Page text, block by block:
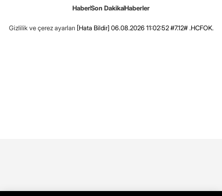
HaberSon DakikaHaberler
Gizlilik ve çerez ayarları [Hata Bildir] 06.08.2026 11:02:52 #7.12# .HCFOK.